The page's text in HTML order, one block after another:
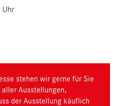
Uhr
stehen wir gerne für Sie
Ausstellungen,
der Ausstellung käuflich